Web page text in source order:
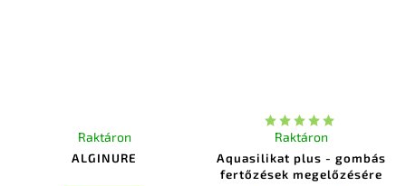
ALGINURE
Raktáron
Aquasilikat plus - gombás
fertőzések megelőzésére
Raktáron